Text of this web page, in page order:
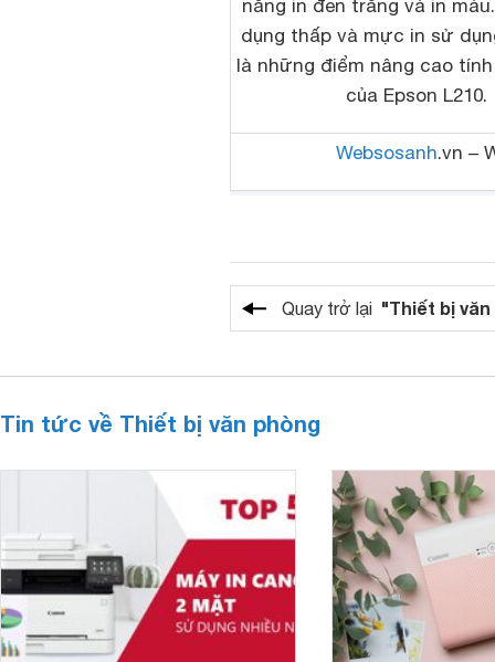
năng in đen trắng và in
dụng thấp và mực in sử
là những điểm nâng cao
của Epson L210.
Websosanh.vn –
Quay trở lại "Thiết bị
Tin tức về Thiết bị văn phòng